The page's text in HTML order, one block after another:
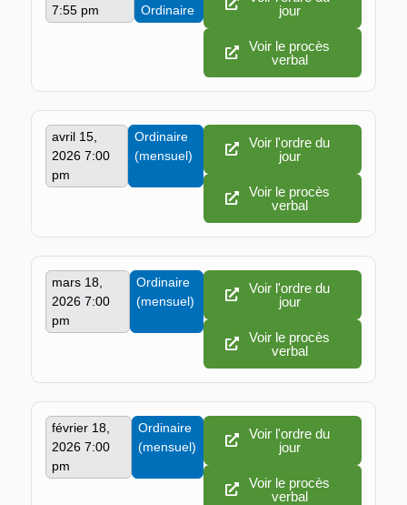
7:55 pm
Ordinaire
jour
Voir le procès
verbal
avril 15,
2026 7:00
pm
Ordinaire
(mensuel)
Voir l'ordre du
jour
Voir le procès
verbal
mars 18,
2026 7:00
pm
Ordinaire
(mensuel)
Voir l'ordre du
jour
Voir le procès
verbal
février 18,
2026 7:00
pm
Ordinaire
(mensuel)
Voir l'ordre du
jour
Voir le procès
verbal